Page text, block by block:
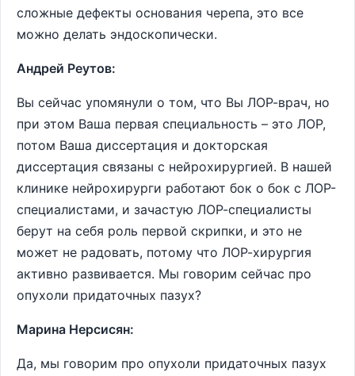
сложные дефекты основания черепа, это все
можно делать эндоскопически.
Андрей Реутов:
Вы сейчас упомянули о том, что Вы ЛОР-врач, но
при этом Ваша первая специальность – это ЛОР,
потом Ваша диссертация и докторская
диссертация связаны с нейрохирургией. В нашей
клинике нейрохирурги работают бок о бок с ЛОР-
специалистами, и зачастую ЛОР-специалисты
берут на себя роль первой скрипки, и это не
может не радовать, потому что ЛОР-хирургия
активно развивается. Мы говорим сейчас про
опухоли придаточных пазух?
Марина Нерсисян:
Да, мы говорим про опухоли придаточных пазух